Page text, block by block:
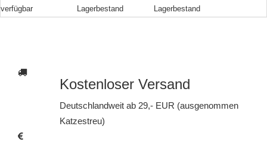
verfügbar
Lagerbestand
Lagerbestand
Kostenloser Versand
Deutschlandweit ab 29,- EUR (ausgenommen
Katzestreu)